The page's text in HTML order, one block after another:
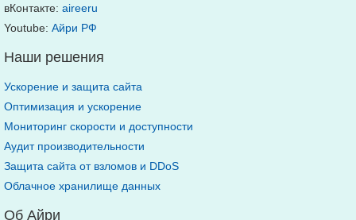
вКонтакте: aireeru
Youtube: Айри РФ
Наши решения
Ускорение и защита сайта
Оптимизация и ускорение
Мониторинг скорости и доступности
Аудит производительности
Защита сайта от взломов и DDoS
Облачное хранилище данных
Об Айри